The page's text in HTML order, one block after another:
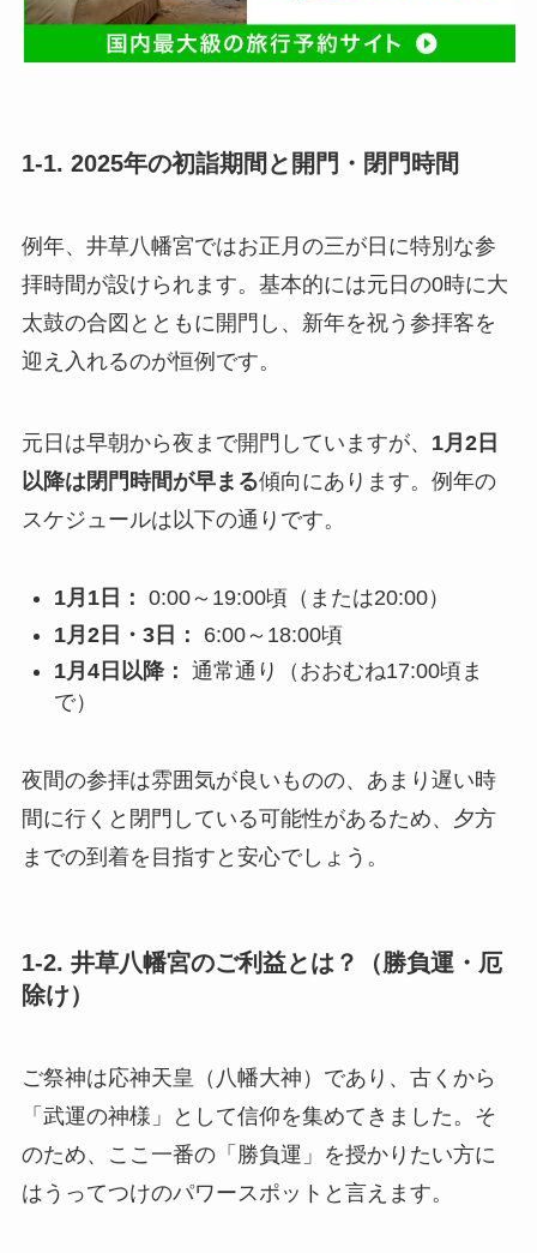
1-1. 2025年の初詣期間と開門・閉門時間
例年、井草八幡宮ではお正月の三が日に特別な参
拝時間が設けられます。基本的には元日の0時に大
太鼓の合図とともに開門し、新年を祝う参拝客を
迎え入れるのが恒例です。
元日は早朝から夜まで開門していますが、 1月2日
以降は閉門時間が早まる傾向にあります。例年の
スケジュールは以下の通りです。
1月1日： 0:00～19:00頃（または20:00）
1月2日・3日：
6:00～18:00頃
1月4日以降： 通常通り（おおむね17:00頃ま
で）
夜間の参拝は雰囲気が良いものの、あまり遅い時
間に行くと閉門している可能性があるため、夕方
までの到着を目指すと安心でしょう。
1-2. 井草八幡宮のご利益とは？（勝負運・厄
除け）
ご祭神は応神天皇（八幡大神）であり、古くから
「武運の神様」として信仰を集めてきました。そ
のため、ここ一番の「勝負運」を授かりたい方に
はうってつけのパワースポットと言えます。